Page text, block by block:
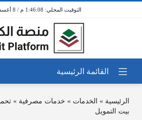
1:46:08 م / 8 أغسطس 2026
الرئيسية » الخدمات » خدمات مصرفية »
بيت التمويل